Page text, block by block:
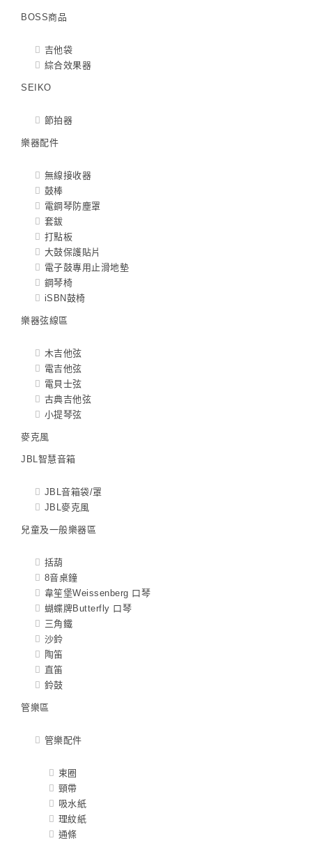
BOSS商品
吉他袋
綜合效果器
SEIKO
節拍器
樂器配件
無線接收器
鼓棒
電鋼琴防塵罩
套鈸
打點板
大鼓保護貼片
電子鼓專用止滑地墊
鋼琴椅
iSBN鼓椅
樂器弦線區
木吉他弦
電吉他弦
電貝士弦
古典吉他弦
小提琴弦
麥克風
JBL智慧音箱
JBL音箱袋/罩
JBL麥克風
兒童及一般樂器區
括葫
8音桌鐘
韋笙堡Weissenberg 口琴
蝴蝶牌Butterfly 口琴
三角鐵
沙鈴
陶笛
直笛
鈴鼓
管樂區
管樂配件
束圈
頸帶
吸水紙
理紋紙
通條